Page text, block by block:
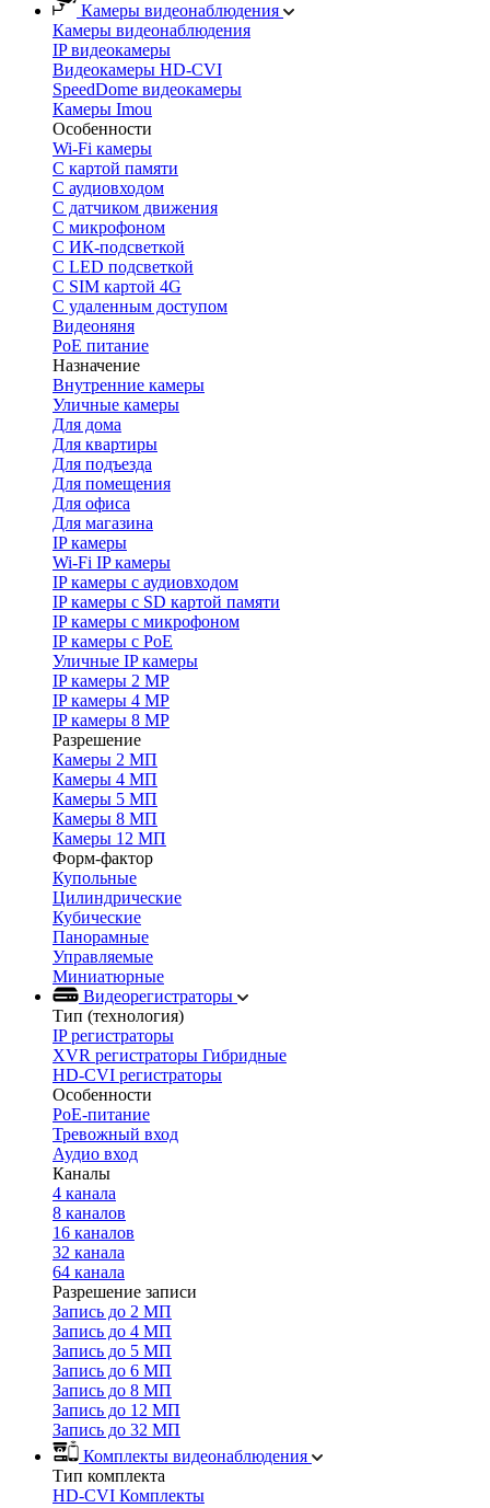
Камеры видеонаблюдения
Камеры видеонаблюдения
IP видеокамеры
Видеокамеры HD-CVI
SpeedDome видеокамеры
Камеры Imou
Особенности
Wi-Fi камеры
С картой памяти
С аудиовходом
С датчиком движения
С микрофоном
С ИК-подсветкой
С LED подсветкой
C SIM картой 4G
C удаленным доступом
Видеоняня
PoE питание
Назначение
Внутренние камеры
Уличные камеры
Для дома
Для квартиры
Для подъезда
Для помещения
Для офиса
Для магазина
IP камеры
Wi-Fi IP камеры
IP камеры с аудиовходом
IP камеры с SD картой памяти
IP камеры с микрофоном
IP камеры с PoE
Уличные IP камеры
IP камеры 2 MP
IP камеры 4 MP
IP камеры 8 MP
Разрешение
Камеры 2 МП
Камеры 4 МП
Камеры 5 МП
Камеры 8 МП
Камеры 12 МП
Форм-фактор
Купольные
Цилиндрические
Кубические
Панорамные
Управляемые
Миниатюрные
Видеорегистраторы
Тип (технология)
IP регистраторы
XVR регистраторы Гибридные
HD-CVI регистраторы
Особенности
PoE-питание
Тревожный вход
Аудио вход
Каналы
4 канала
8 каналов
16 каналов
32 канала
64 канала
Разрешение записи
Запись до 2 МП
Запись до 4 МП
Запись до 5 МП
Запись до 6 МП
Запись до 8 МП
Запись до 12 МП
Запись до 32 МП
Комплекты видеонаблюдения
Тип комплекта
HD-CVI Комплекты